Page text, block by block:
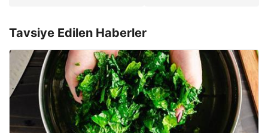
Tavsiye Edilen Haberler